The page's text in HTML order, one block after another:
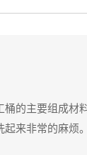
的主要组成材
来非常的麻烦